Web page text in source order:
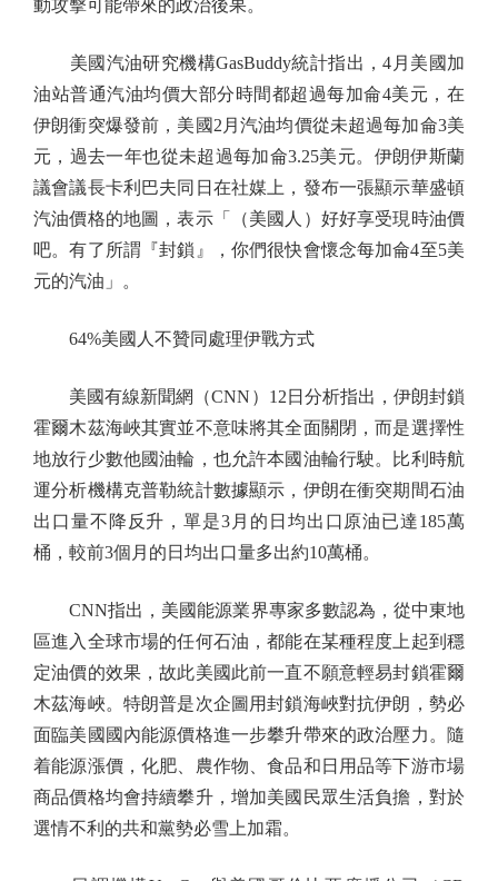
動攻擊可能帶來的政治後果。
美國汽油研究機構GasBuddy統計指出，4月美國加
油站普通汽油均價大部分時間都超過每加侖4美元，在
伊朗衝突爆發前，美國2月汽油均價從未超過每加侖3美
元，過去一年也從未超過每加侖3.25美元。伊朗伊斯蘭
議會議長卡利巴夫同日在社媒上，發布一張顯示華盛頓
汽油價格的地圖，表示「（美國人）好好享受現時油價
吧。有了所謂『封鎖』，你們很快會懷念每加侖4至5美
元的汽油」。
64%美國人不贊同處理伊戰方式
美國有線新聞網（CNN）12日分析指出，伊朗封鎖
霍爾木茲海峽其實並不意味將其全面關閉，而是選擇性
地放行少數他國油輪，也允許本國油輪行駛。比利時航
運分析機構克普勒統計數據顯示，伊朗在衝突期間石油
出口量不降反升，單是3月的日均出口原油已達185萬
桶，較前3個月的日均出口量多出約10萬桶。
CNN指出，美國能源業界專家多數認為，從中東地
區進入全球市場的任何石油，都能在某種程度上起到穩
定油價的效果，故此美國此前一直不願意輕易封鎖霍爾
木茲海峽。特朗普是次企圖用封鎖海峽對抗伊朗，勢必
面臨美國國內能源價格進一步攀升帶來的政治壓力。隨
着能源漲價，化肥、農作物、食品和日用品等下游市場
商品價格均會持續攀升，增加美國民眾生活負擔，對於
選情不利的共和黨勢必雪上加霜。